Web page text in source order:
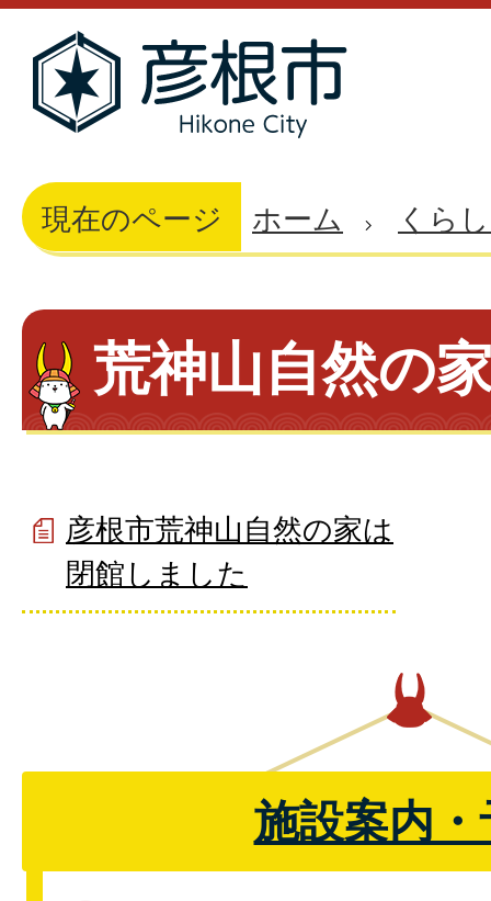
現在のページ ホーム くら
荒神山自然の
彦根市荒神山自然の家は
閉館しました
施設案内・